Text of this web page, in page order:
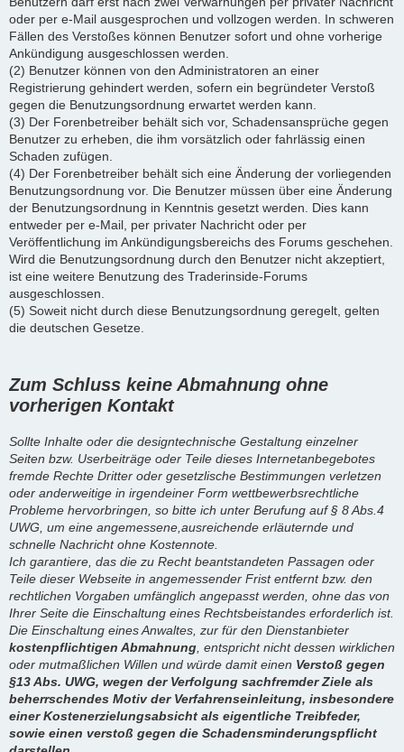
oder per e-Mail ausgesprochen und vollzogen werden. In schweren
Fällen des Verstoßes können Benutzer sofort und ohne vorherige
Ankündigung ausgeschlossen werden.
(2) Benutzer können von den Administratoren an einer
Registrierung gehindert werden, sofern ein begründeter Verstoß
gegen die Benutzungsordnung erwartet werden kann.
(3) Der Forenbetreiber behält sich vor, Schadensansprüche gegen
Benutzer zu erheben, die ihm vorsätzlich oder fahrlässig einen
Schaden zufügen.
(4) Der Forenbetreiber behält sich eine Änderung der vorliegenden
Benutzungsordnung vor. Die Benutzer müssen über eine Änderung
der Benutzungsordnung in Kenntnis gesetzt werden. Dies kann
entweder per e-Mail, per privater Nachricht oder per
Veröffentlichung im Ankündigungsbereichs des Forums geschehen.
Wird die Benutzungsordnung durch den Benutzer nicht akzeptiert,
ist eine weitere Benutzung des Traderinside-Forums
ausgeschlossen.
(5) Soweit nicht durch diese Benutzungsordnung geregelt, gelten
die deutschen Gesetze.
Zum Schluss keine Abmahnung ohne
vorherigen Kontakt
Sollte Inhalte oder die designtechnische Gestaltung einzelner
Seiten bzw. Userbeiträge oder Teile dieses Internetanbegebotes
fremde Rechte Dritter oder gesetzlische Bestimmungen verletzen
oder anderweitige in irgendeiner Form wettbewerbsrechtliche
Probleme hervorbringen, so bitte ich unter Berufung auf § 8 Abs.4
UWG, um eine angemessene,ausreichende erläuternde und
schnelle Nachricht ohne Kostennote.
Ich garantiere, das die zu Recht beantstandeten Passagen oder
Teile dieser Webseite in angemessender Frist entfernt bzw. den
rechtlichen Vorgaben umfänglich angepasst werden, ohne das von
Ihrer Seite die Einschaltung eines Rechtsbeistandes erforderlich ist.
Die Einschaltung eines Anwaltes, zur für den Dienstanbieter
kostenpflichtigen Abmahnung , entspricht nicht dessen wirklichen
oder mutmaßlichen Willen und würde damit einen Verstoß gegen
§13 Abs. UWG, wegen der Verfolgung sachfremder Ziele als
beherrschendes Motiv der Verfahrenseinleitung, insbesondere
einer Kostenerzielungsabsicht als eigentliche Treibfeder,
sowie einen verstoß gegen die Schadensminderungspflicht